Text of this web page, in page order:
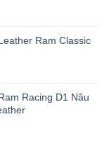
Ram Classic
Racing D1 Nâu